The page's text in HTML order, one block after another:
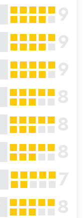
9
9
9
8
8
8
7
8